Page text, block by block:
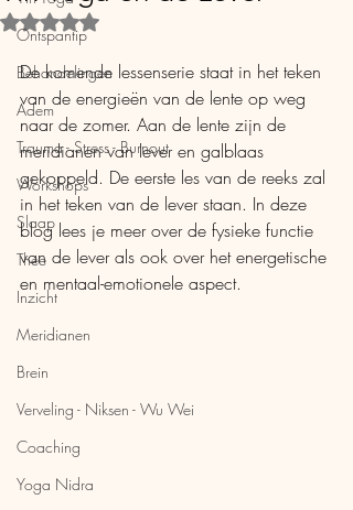
Ontspantip
Behandelingen
Adem
Trauma - Stress - Burnout
Workshops
Slaap
Thee
Inzicht
Meridianen
Brein
Verveling - Niksen - Wu Wei
Coaching
Yoga Nidra
Beoordeeld met NaN uit 5 sterren.
De komende lessenserie staat in het teken
van de energieën van de lente op weg
naar de zomer. Aan de lente zijn de
meridianen van lever en galblaas
gekoppeld. De eerste les van de reeks zal
in het teken van de lever staan. In deze
blog lees je meer over de fysieke functie
van de lever als ook over het energetische
en mentaal-emotionele aspect.